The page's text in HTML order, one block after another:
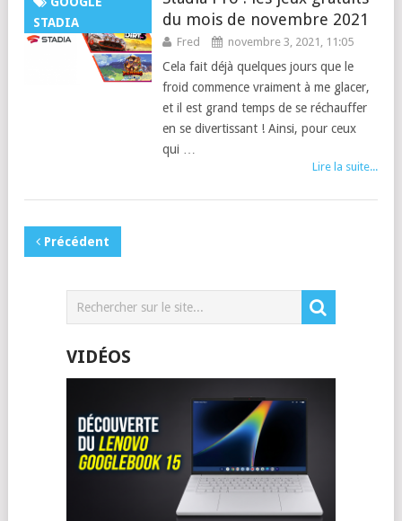
STADIA
du mois de novembre 2021
Fred novembre 3, 2021, 11:05
Cela fait déjà quelques jours que le
froid commence vraiment à me glacer,
et il est grand temps de se réchauffer
en se divertissant ! Ainsi, pour ceux
qui …
Lire la suite...
Précédent
VIDÉOS